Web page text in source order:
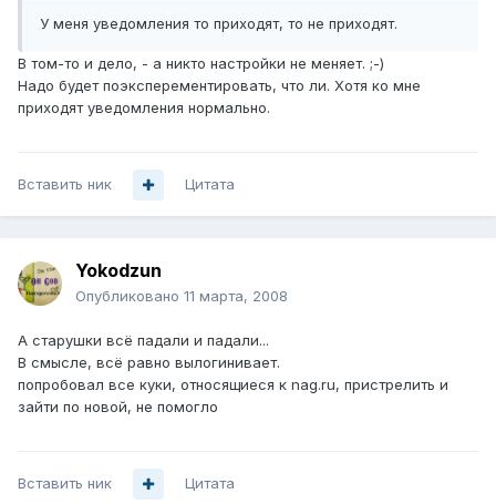
У меня уведомления то приходят, то не приходят.
В том-то и дело, - а никто настройки не меняет. ;-)
Надо будет поэксперементировать, что ли. Хотя ко мне
приходят уведомления нормально.
Вставить ник Цитата
Yokodzun
Опубликовано 11 марта, 2008
А старушки всё падали и падали...
В смысле, всё равно вылогинивает.
попробовал все куки, относящиеся к nag.ru, пристрелить и
зайти по новой, не помогло
Вставить ник Цитата